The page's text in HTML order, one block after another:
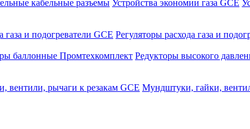
кабельные разъемы Устройства экономии газа GCE
газа и подогреватели GCE Регуляторы расхода газа и
баллонные Промтехкомплект Редукторы высокого
вентили, рычаги к резакам GCE Мундштуки, гайки,